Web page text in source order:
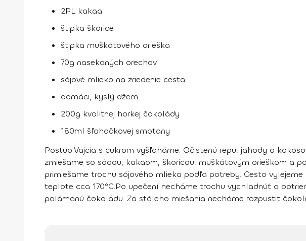
2PL kakaa
štipka škorice
štipka muškátového orieška
70g nasekaných orechov
sójové mlieko na zriedenie cesta
domáci, kyslý džem
200g kvalitnej horkej čokolády
180ml šľahačkovej smotany
Postup:Vajcia s cukrom vyšľaháme. Očistenú repu, jahody a
zmiešame so sódou, kakaom, škoricou, muškátovým orieškom a
primiešame trochu sójového mlieka podľa potreby. Cesto
teplote cca 170°C.Po upečení necháme trochu vychladnúť a
polámanú čokoládu. Za stáleho miešania necháme rozpustiť